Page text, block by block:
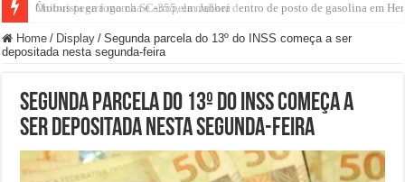
Motorista erra marcha e atropela mulher dentro de posto de gasolina em
Home / Display / Segunda parcela do 13º do INSS começa a ser
depositada nesta segunda-feira
Segunda parcela do 13º do INSS começa a
ser depositada nesta segunda-feira